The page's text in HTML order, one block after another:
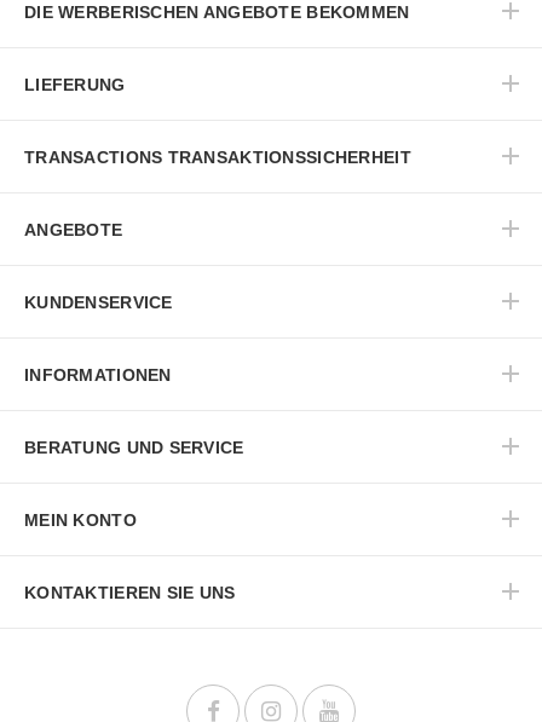
DIE WERBERISCHEN ANGEBOTE BEKOMMEN
LIEFERUNG
TRANSACTIONS TRANSAKTIONSSICHERHEIT
ANGEBOTE
KUNDENSERVICE
INFORMATIONEN
BERATUNG UND SERVICE
MEIN KONTO
KONTAKTIEREN SIE UNS